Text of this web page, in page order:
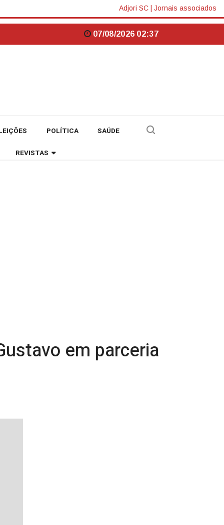
Adjori SC Jornais associados
07/08/2026 02:37
POLÍTICA SAÚDE
REVISTAS
em parceria